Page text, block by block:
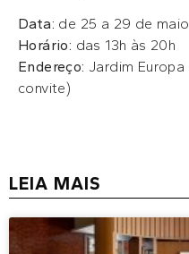
Data: de 25 a 29 de
Horário: das 13h às 20h
Endereço: Jardim
convite)
LEIA MAIS